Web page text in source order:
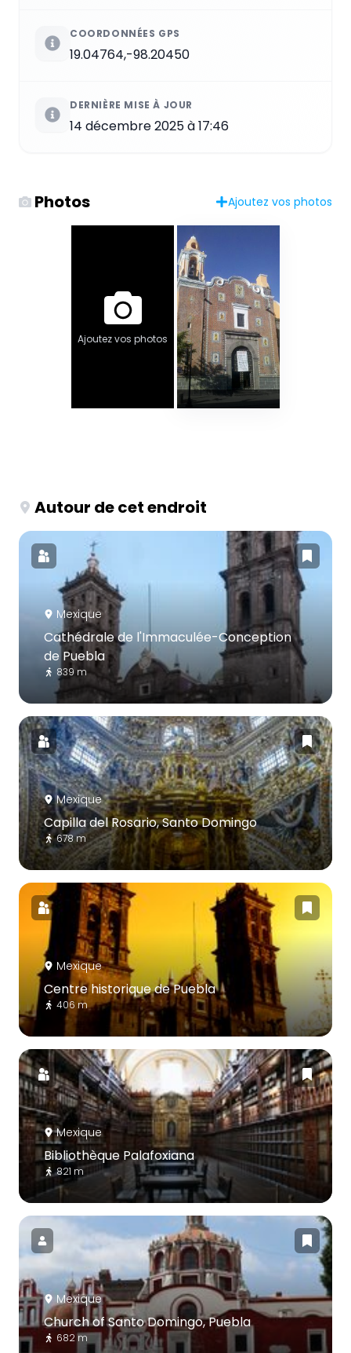
COORDONNÉES GPS
19.04764,-98.20450
DERNIÈRE MISE À JOUR
14 décembre 2025 à 17:46
Photos Ajoutez vos photos
Ajoutez vos photos
Autour de cet endroit
Mexique
Cathédrale de l'Immaculée-Conception
de Puebla
839 m
Mexique
Capilla del Rosario, Santo Domingo
678 m
Mexique
Centre historique de Puebla
406 m
Mexique
Bibliothèque Palafoxiana
821 m
Mexique
Church of Santo Domingo, Puebla
682 m